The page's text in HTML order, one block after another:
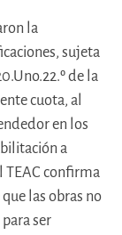
la
sujeta
de la
cuota, al
en los
a
TEAC confirma
las obras no
ser